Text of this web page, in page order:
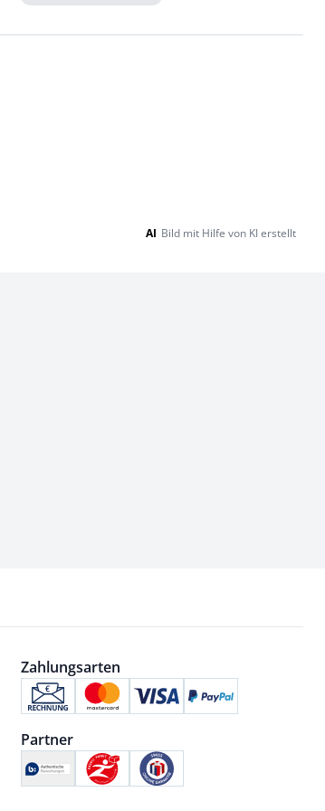
AI Bild mit Hilfe von KI erstellt
Zahlungsarten
Partner